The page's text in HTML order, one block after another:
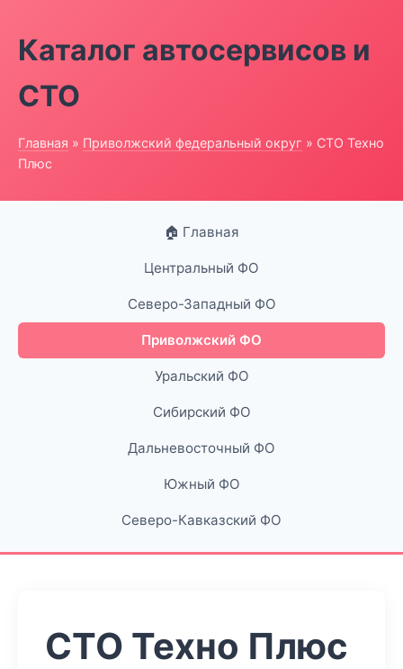
Каталог автосервисов и
СТО
Главная » Приволжский федеральный округ » СТО Техно
Плюс
🏠 Главная
Центральный ФО
Северо-Западный ФО
Приволжский ФО
Уральский ФО
Сибирский ФО
Дальневосточный ФО
Южный ФО
Северо-Кавказский ФО
СТО Техно Плюс